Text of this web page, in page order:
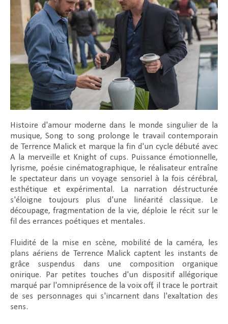
Histoire d'amour moderne dans le monde singulier de la
musique,Song to song prolonge le travail contemporain
de Terrence Malick et marque la fin d'un cycle débuté avec
A la merveille et Knight of cups. Puissance émotionnelle,
lyrisme, poésie cinématographique, le réalisateur entraîne
le spectateur dans un voyage sensoriel à la fois cérébral,
esthétique et expérimental. La narration déstructurée
s'éloigne toujours plus d'une linéarité classique. Le
découpage, fragmentation de la vie, déploie le récit sur le
fil des errances poétiques et mentales.
Fluidité de la mise en scène, mobilité de la caméra, les
plans aériens de Terrence Malick captent les instants de
grâce suspendus dans une composition organique
onirique. Par petites touches d'un dispositif allégorique
marqué par l'omniprésence de la voix off, il trace le portrait
de ses personnages qui s'incarnent dans l'exaltation des
sens.